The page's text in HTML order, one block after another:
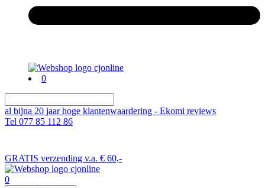
0
al bijna 20 jaar hoge klantenwaardering - Ekomi reviews
Tel 077 85 112 86
GRATIS verzending v.a. € 60,-
0